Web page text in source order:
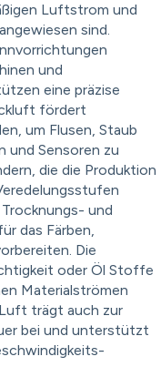
Luftstrom und
sind.
und
eine präzise
fördert
um Flusen, Staub
und Sensoren zu
die die Produktion
und
das Färben,
Die
oder Öl Stoffe
Materialströmen
trägt auch zur
bei und unterstützt